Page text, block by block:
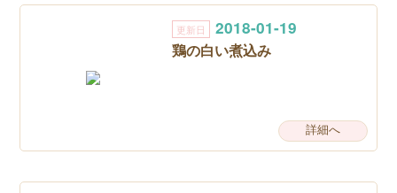
更新日 2018-01-19
鶏の白い煮込み
詳細へ